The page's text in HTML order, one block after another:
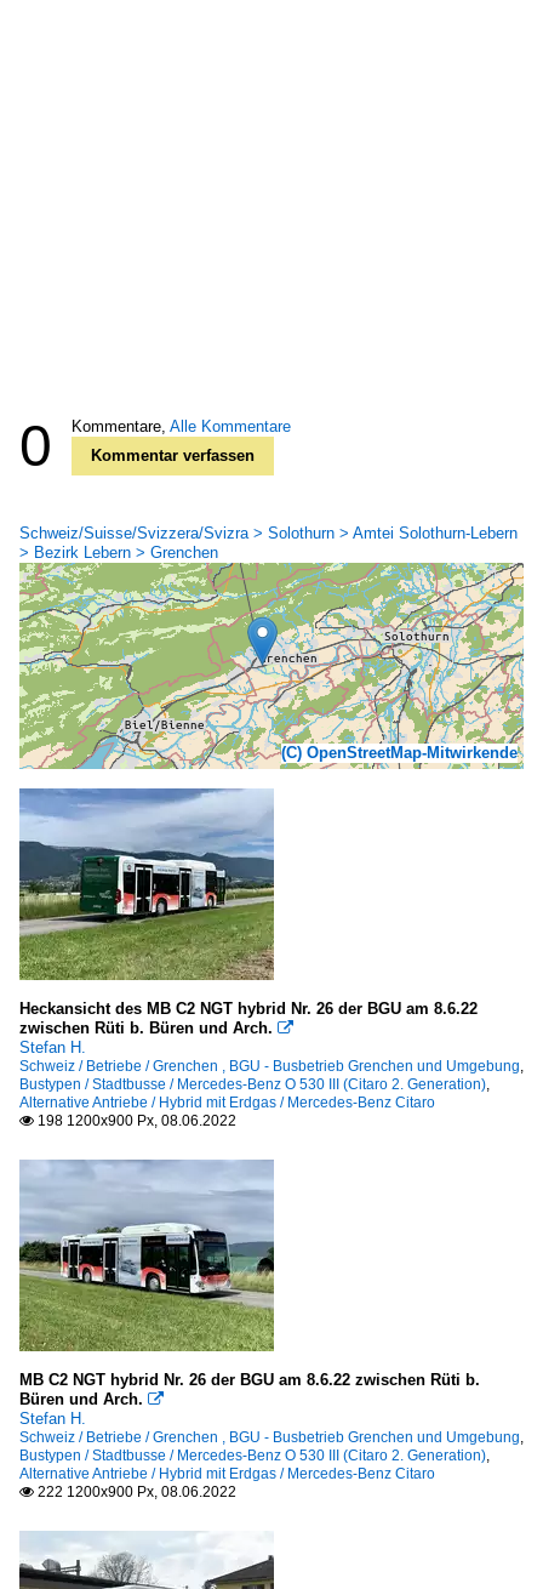
0 Kommentare, Alle Kommentare
Kommentar verfassen
Schweiz/Suisse/Svizzera/Svizra > Solothurn > Amtei Solothurn-Lebern
> Bezirk Lebern > Grenchen
(C) OpenStreetMap-Mitwirkende
Heckansicht des MB C2 NGT hybrid Nr. 26 der BGU am 8.6.22
zwischen Rüti b. Büren und Arch. 
Stefan H.
Schweiz / Betriebe / Grenchen , BGU - Busbetrieb Grenchen und Umgebung,
Bustypen / Stadtbusse / Mercedes-Benz O 530 III (Citaro 2. Generation),
Alternative Antriebe / Hybrid mit Erdgas / Mercedes-Benz Citaro
 198 1200x900 Px, 08.06.2022
MB C2 NGT hybrid Nr. 26 der BGU am 8.6.22 zwischen Rüti b.
Büren und Arch. 
Stefan H.
Schweiz / Betriebe / Grenchen , BGU - Busbetrieb Grenchen und Umgebung,
Bustypen / Stadtbusse / Mercedes-Benz O 530 III (Citaro 2. Generation),
Alternative Antriebe / Hybrid mit Erdgas / Mercedes-Benz Citaro
 222 1200x900 Px, 08.06.2022